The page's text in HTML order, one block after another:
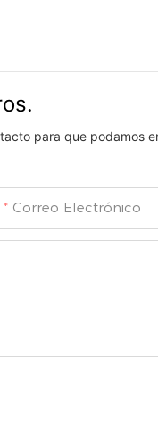
para que podamos
Correo Electrónico